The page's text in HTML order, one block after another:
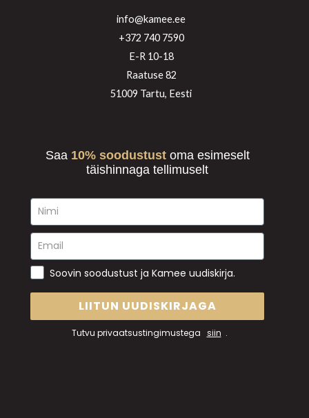
info@kamee.ee
+372 740 7590
E-R 10-18
Raatuse 82
51009 Tartu, Eesti
Saa 10% soodustust oma esimeselt
täishinnaga tellimuselt
Soovin soodustust ja Kamee uudiskirja.
LIITUN UUDISKIRJAGA
Tutvu privaatsustingimustega siin .